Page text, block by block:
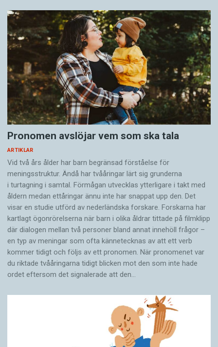
Pronomen avslöjar vem som ska tala
ARTIKLAR
Vid två års ålder har barn begränsad förståelse för
meningsstruktur. Ändå har tvååringar lärt sig grunderna
i turtagning i samtal. Förmågan utvecklas ytterligare i takt med
åldern medan ettåringar ännu inte har snappat upp den. Det
visar en studie utförd av nederländska forskare. Forskarna har
kartlagt ögonrörelserna när barn i olika åldrar tittade på filmklipp
där dialogen mellan två personer bland annat innehöll frågor –
en typ av meningar som ofta kännetecknas av att ett verb
kommer tidigt och följs av ett pronomen. När pronomenet var
du riktade tvååringarna tidigt blicken mot den som inte hade
ordet eftersom det ­signalerade att den…